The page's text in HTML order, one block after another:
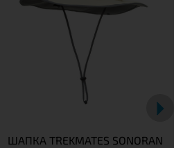
ШАПКА TREKMATES SONORAN